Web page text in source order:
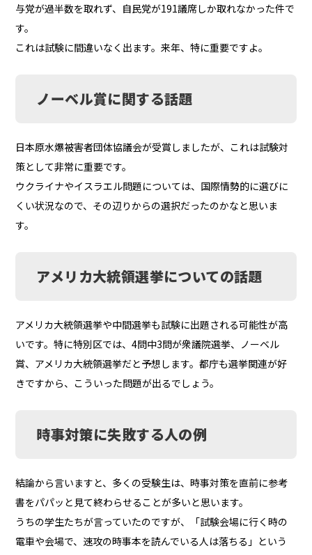
与党が過半数を取れず、自民党が191議席しか取れなかった件で
す。
これは試験に間違いなく出ます。来年、特に重要ですよ。
ノーベル賞に関する話題
日本原水爆被害者団体協議会が受賞しましたが、これは試験対
策として非常に重要です。
ウクライナやイスラエル問題については、国際情勢的に選びに
くい状況なので、その辺りからの選択だったのかなと思いま
す。
アメリカ大統領選挙についての話題
アメリカ大統領選挙や中間選挙も試験に出題される可能性が高
いです。特に特別区では、4問中3問が衆議院選挙、ノーベル
賞、アメリカ大統領選挙だと予想します。都庁も選挙関連が好
きですから、こういった問題が出るでしょう。
時事対策に失敗する人の例
結論から言いますと、多くの受験生は、時事対策を直前に参考
書をパパッと見て終わらせることが多いと思います。
うちの学生たちが言っていたのですが、「試験会場に行く時の
電車や会場で、速攻の時事本を読んでいる人は落ちる」という